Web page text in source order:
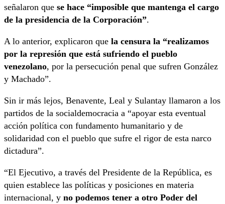
señalaron que se hace “imposible que mantenga el cargo
de la presidencia de la Corporación”.
A lo anterior, explicaron que la censura la “realizamos
por la represión que está sufriendo el pueblo
venezolano, por la persecución penal que sufren González
y Machado”.
Sin ir más lejos, Benavente, Leal y Sulantay llamaron a los
partidos de la socialdemocracia a “apoyar esta eventual
acción política con fundamento humanitario y de
solidaridad con el pueblo que sufre el rigor de esta narco
dictadura”.
“El Ejecutivo, a través del Presidente de la República, es
quien establece las políticas y posiciones en materia
internacional, y no podemos tener a otro Poder del